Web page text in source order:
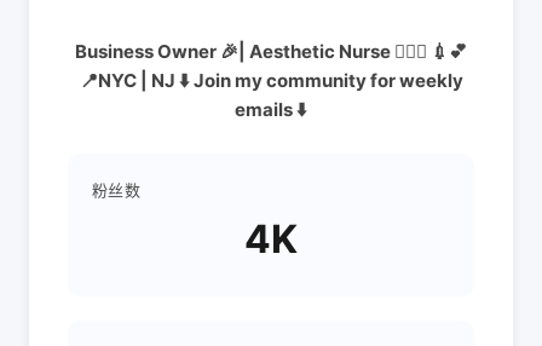
Business Owner 🎉| Aesthetic Nurse 👩🏾‍⚕️ 💉💕
📍NYC | NJ ⬇️ Join my community for weekly
emails ⬇️
粉丝数
4K